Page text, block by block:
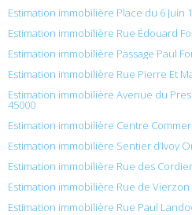
Estimation immobilière Place du 6 Juin
Estimation immobilière Rue Édouard
Estimation immobilière Passage Paul
Estimation immobilière Rue Pierre Et
Estimation immobilière Avenue du
45000
Estimation immobilière Centre
Estimation immobilière Sentier d’Ivoy
Estimation immobilière Rue des
Estimation immobilière Rue de
Estimation immobilière Rue Paul